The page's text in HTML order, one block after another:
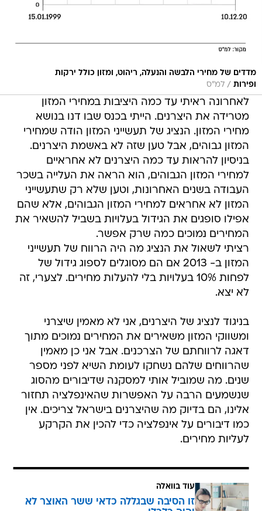
מדדים של מחירי הלבשה והנעלה, ריהוט, ומזון כולל ירקות
ופירות / למ"ס
לאחרונה ראיתי עד כמה היציבות במחירי המזון
מטרידה את היצרנים. הייתי בכנס שבו דנו בנושא
מחירי המזון. הנציג של תעשייני המזון הודה שמחירי
המזון גבוהים, אבל טען שזה לא באשמת היצרנים.
בניסיון להראות עד כמה היצרנים לא אחראיים
למחירי המזון הגבוהים, הוא הראה את העלייה בשכר
העבודה בשנים האחרונות, וטען שלא רק שתעשייני
המזון לא אחראים למחירי המזון הגבוהים, אלא שהם
אפילו סופגים את הגידול בעלויות בשביל להשאיר את
המחירים נמוכים כמה שרק אפשר.
רציתי לשאול את הנציג מה היה הרווח של תעשייני
המזון ב- 2013 אם הם מסוגלים לספוג גידול של
לפחות 10% בעלויות בלי להעלות מחירים. לצערי, זה
לא יצא.
בניגוד לנציג של היצרנים, אני לא מאמין שיצרני
ומשווקי המזון משאירים את המחירים נמוכים מתוך
דאגה לרווחתם של הצרכנים. אבל אני כן מאמין
שהרווחים שלהם נשחקו לעומת השיא לפני מספר
שנים. מה שמוביל אותי למסקנה שדיבורים מהסוג
שנשמעים הרבה על האפשרות שהאינפלציה תחזור
אלינו, הם בדיוק מה שהיצרנים בישראל צריכים. אין
כמו דיבורים על אינפלציה כדי להכין את הקרקע
לעליות מחירים.
עוד בוואלה
זו הסיבה שבגללה כדאי ששר האוצר לא